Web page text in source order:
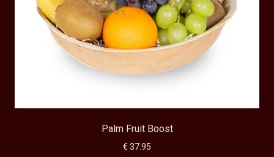
Palm Fruit Boost
€ 37.95